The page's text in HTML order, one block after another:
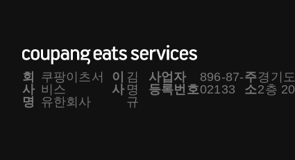
회
사
명
쿠팡이츠서
비스
유한회사
이
사
김
명
규
사업자
등록번호
896-87-
02133
주
소
경기
2층